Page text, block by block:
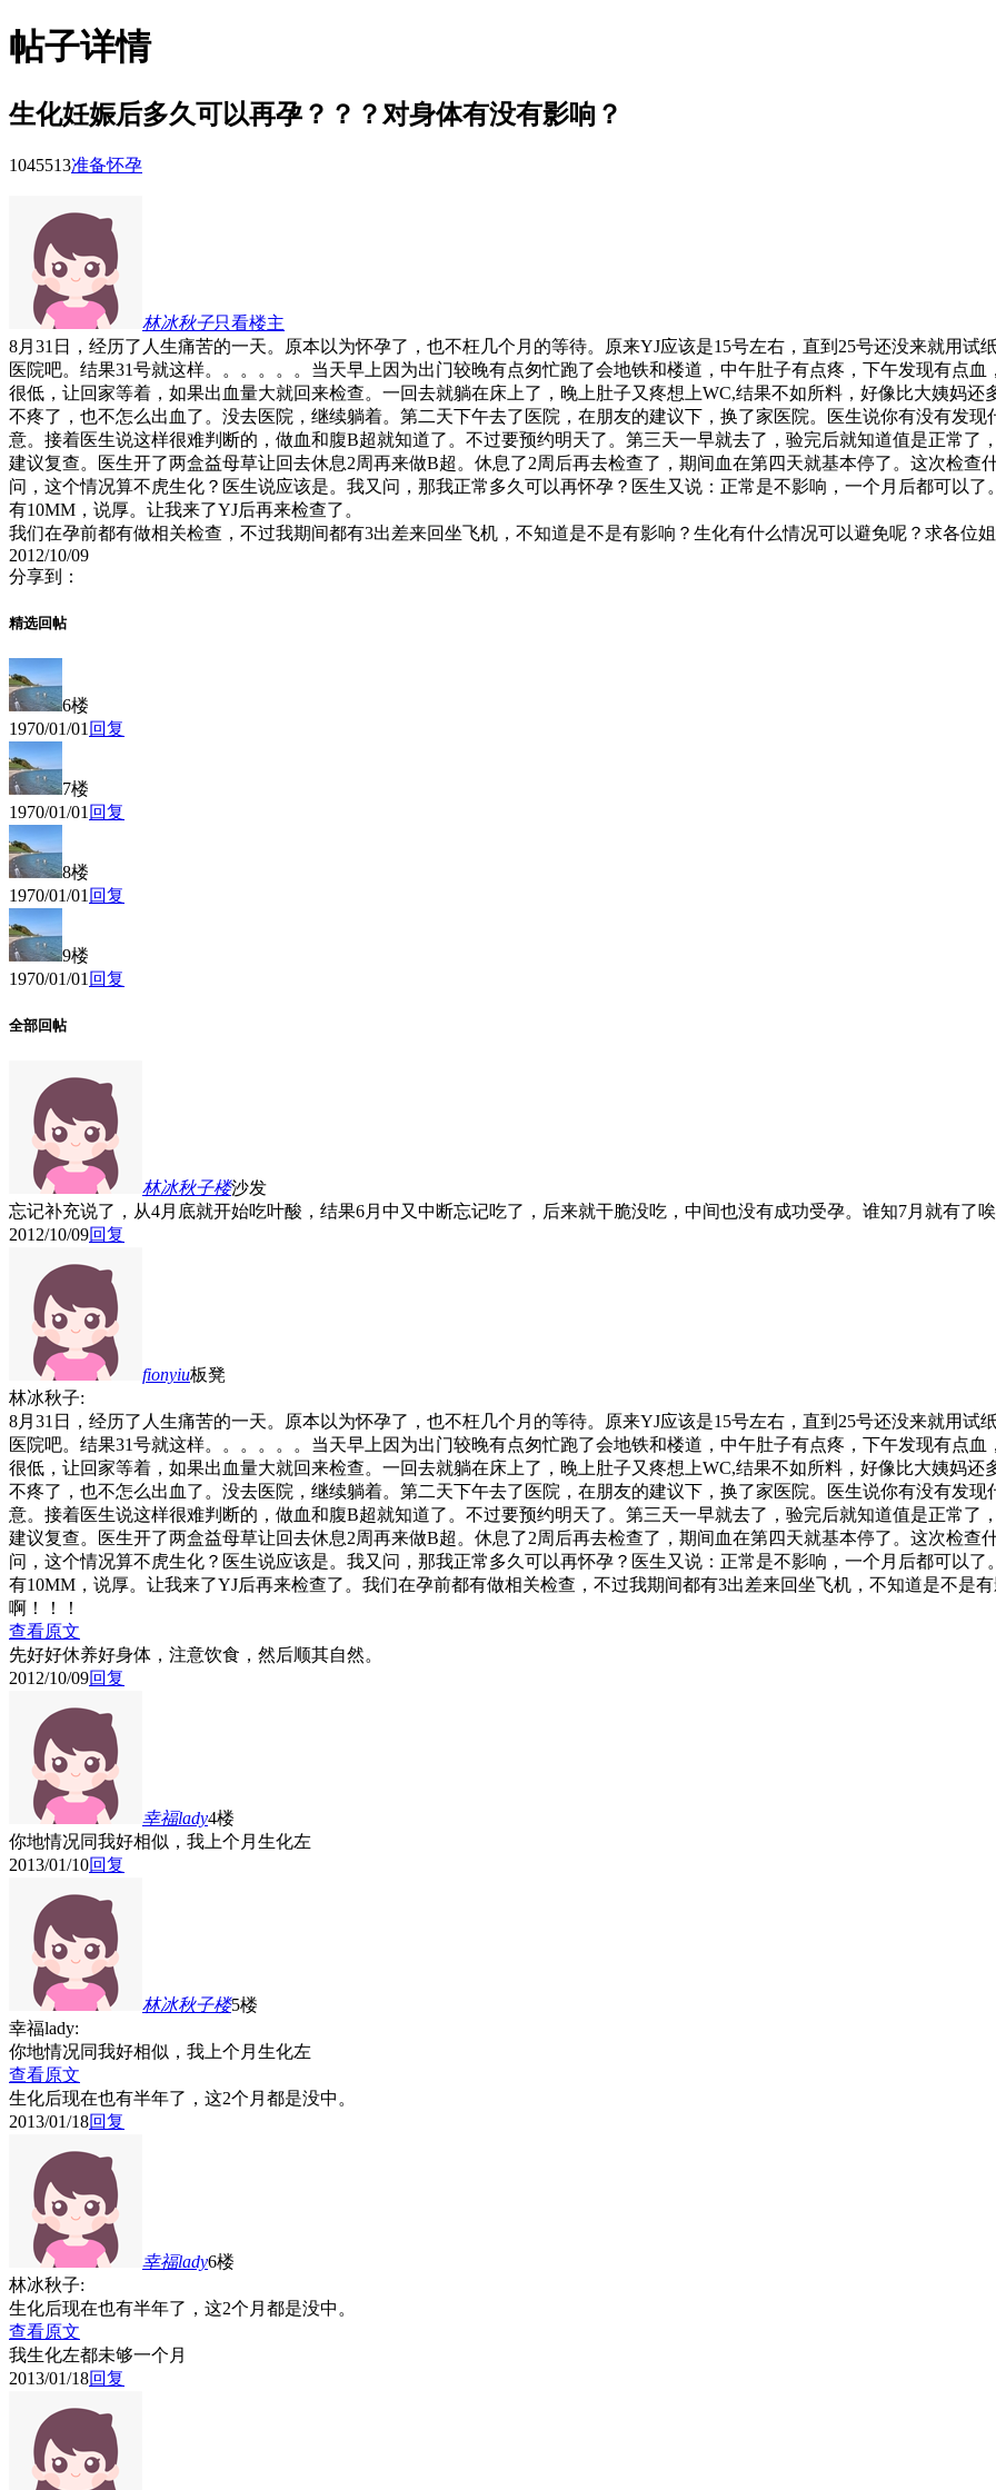
帖子详情
生化妊娠后多久可以再孕？？？对身体有没有影响？
1045513准备怀孕
林冰秋子只看楼主
8月31日，经历了人生痛苦的一天。原本以为怀孕了，也不枉几个月的等待。原来YJ应该是15号左右，直到25号还没来就用
医院吧。结果31号就这样。。。。。。当天早上因为出门较晚有点匆忙跑了会地铁和楼道，中午肚子有点疼，下午发现有点
很低，让回家等着，如果出血量大就回来检查。一回去就躺在床上了，晚上肚子又疼想上WC,结果不如所料，好像比大姨妈
不疼了，也不怎么出血了。没去医院，继续躺着。第二天下午去了医院，在朋友的建议下，换了家医院。医生说你有没有发
意。接着医生说这样很难判断的，做血和腹B超就知道了。不过要预约明天了。第三天一早就去了，验完后就知道值是正常了
建议复查。医生开了两盒益母草让回去休息2周再来做B超。休息了2周后再去检查了，期间血在第四天就基本停了。这次检查
问，这个情况算不虎生化？医生说应该是。我又问，那我正常多久可以再怀孕？医生又说：正常是不影响，一个月后都可以
有10MM，说厚。让我来了YJ后再来检查了。
我们在孕前都有做相关检查，不过我期间都有3出差来回坐飞机，不知道是不是有影响？生化有什么情况可以避免呢？求各位
2012/10/09
分享到：
精选回帖
6楼
1970/01/01 回复
7楼
1970/01/01 回复
8楼
1970/01/01 回复
9楼
1970/01/01 回复
全部回帖
林冰秋子楼沙发
忘记补充说了，从4月底就开始吃叶酸，结果6月中又中断忘记吃了，后来就干脆没吃，中间也没有成功受孕。谁知7月就有了唉
2012/10/09回复
fionyiu板凳
林冰秋子:
8月31日，经历了人生痛苦的一天。原本以为怀孕了，也不枉几个月的等待。原来YJ应该是15号左右，直到25号还没来就用
医院吧。结果31号就这样。。。。。。当天早上因为出门较晚有点匆忙跑了会地铁和楼道，中午肚子有点疼，下午发现有点
很低，让回家等着，如果出血量大就回来检查。一回去就躺在床上了，晚上肚子又疼想上WC,结果不如所料，好像比大姨妈
不疼了，也不怎么出血了。没去医院，继续躺着。第二天下午去了医院，在朋友的建议下，换了家医院。医生说你有没有发
意。接着医生说这样很难判断的，做血和腹B超就知道了。不过要预约明天了。第三天一早就去了，验完后就知道值是正常了
建议复查。医生开了两盒益母草让回去休息2周再来做B超。休息了2周后再去检查了，期间血在第四天就基本停了。这次检查
问，这个情况算不虎生化？医生说应该是。我又问，那我正常多久可以再怀孕？医生又说：正常是不影响，一个月后都可以
有10MM，说厚。让我来了YJ后再来检查了。我们在孕前都有做相关检查，不过我期间都有3出差来回坐飞机，不知道是不是
啊！！！
查看原文
先好好休养好身体，注意饮食，然后顺其自然。
2012/10/09回复
幸福lady4楼
你地情况同我好相似，我上个月生化左
2013/01/10回复
林冰秋子楼5楼
幸福lady:
你地情况同我好相似，我上个月生化左
查看原文
生化后现在也有半年了，这2个月都是没中。
2013/01/18回复
幸福lady6楼
林冰秋子:
生化后现在也有半年了，这2个月都是没中。
查看原文
我生化左都未够一个月
2013/01/18回复